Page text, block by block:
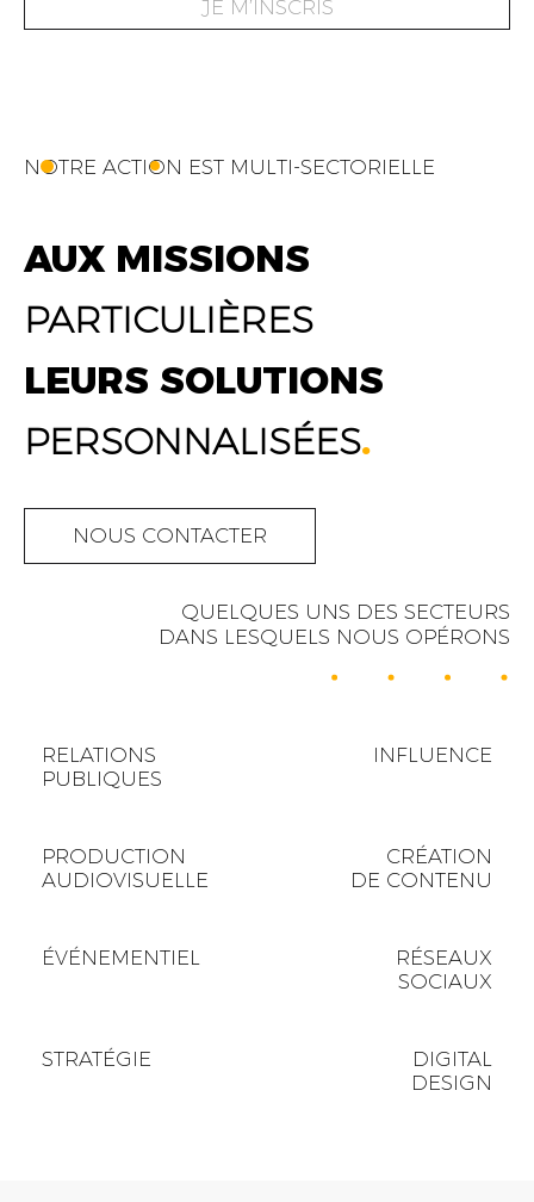
JE M’INSCRIS
NOTRE ACTION EST MULTI-SECTORIELLE
AUX MISSIONS
PARTICULIÈRES
LEURS SOLUTIONS
PERSONNALISÉES.
NOUS CONTACTER
QUELQUES UNS DES SECTEURS
DANS LESQUELS NOUS OPÉRONS
RELATIONS
PUBLIQUES
INFLUENCE
PRODUCTION
AUDIOVISUELLE
CRÉATION
DE CONTENU
ÉVÉNEMENTIEL
RÉSEAUX
SOCIAUX
STRATÉGIE
DIGITAL
DESIGN